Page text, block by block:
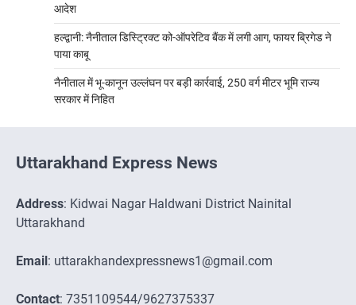
आदेश
हल्द्वानी: नैनीताल डिस्ट्रिक्ट को-ऑपरेटिव बैंक में लगी आग, फायर ब्रिगेड ने
पाया काबू
नैनीताल में भू-कानून उल्लंघन पर बड़ी कार्रवाई, 250 वर्ग मीटर भूमि राज्य
सरकार में निहित
Uttarakhand Express News
Address: Kidwai Nagar Haldwani District Nainital
Uttarakhand
Email : uttarakhandexpressnews1@gmail.com
Contact: 7351109544/9627375337